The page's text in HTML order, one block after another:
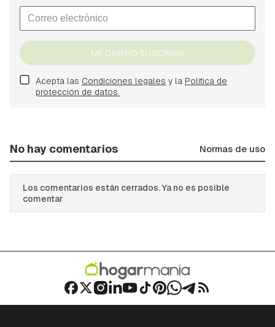
ME QUIERO SUSCRIBIR
Acepta las Condiciones legales y la Política de
protección de datos.
No hay comentarios Normas de uso
Los comentarios están cerrados. Ya no es posible
comentar